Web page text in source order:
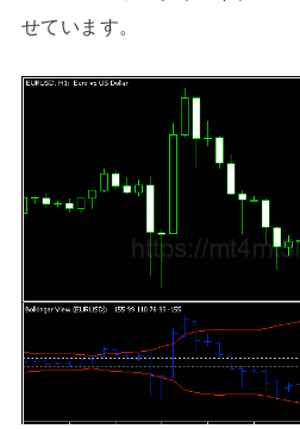
せています。